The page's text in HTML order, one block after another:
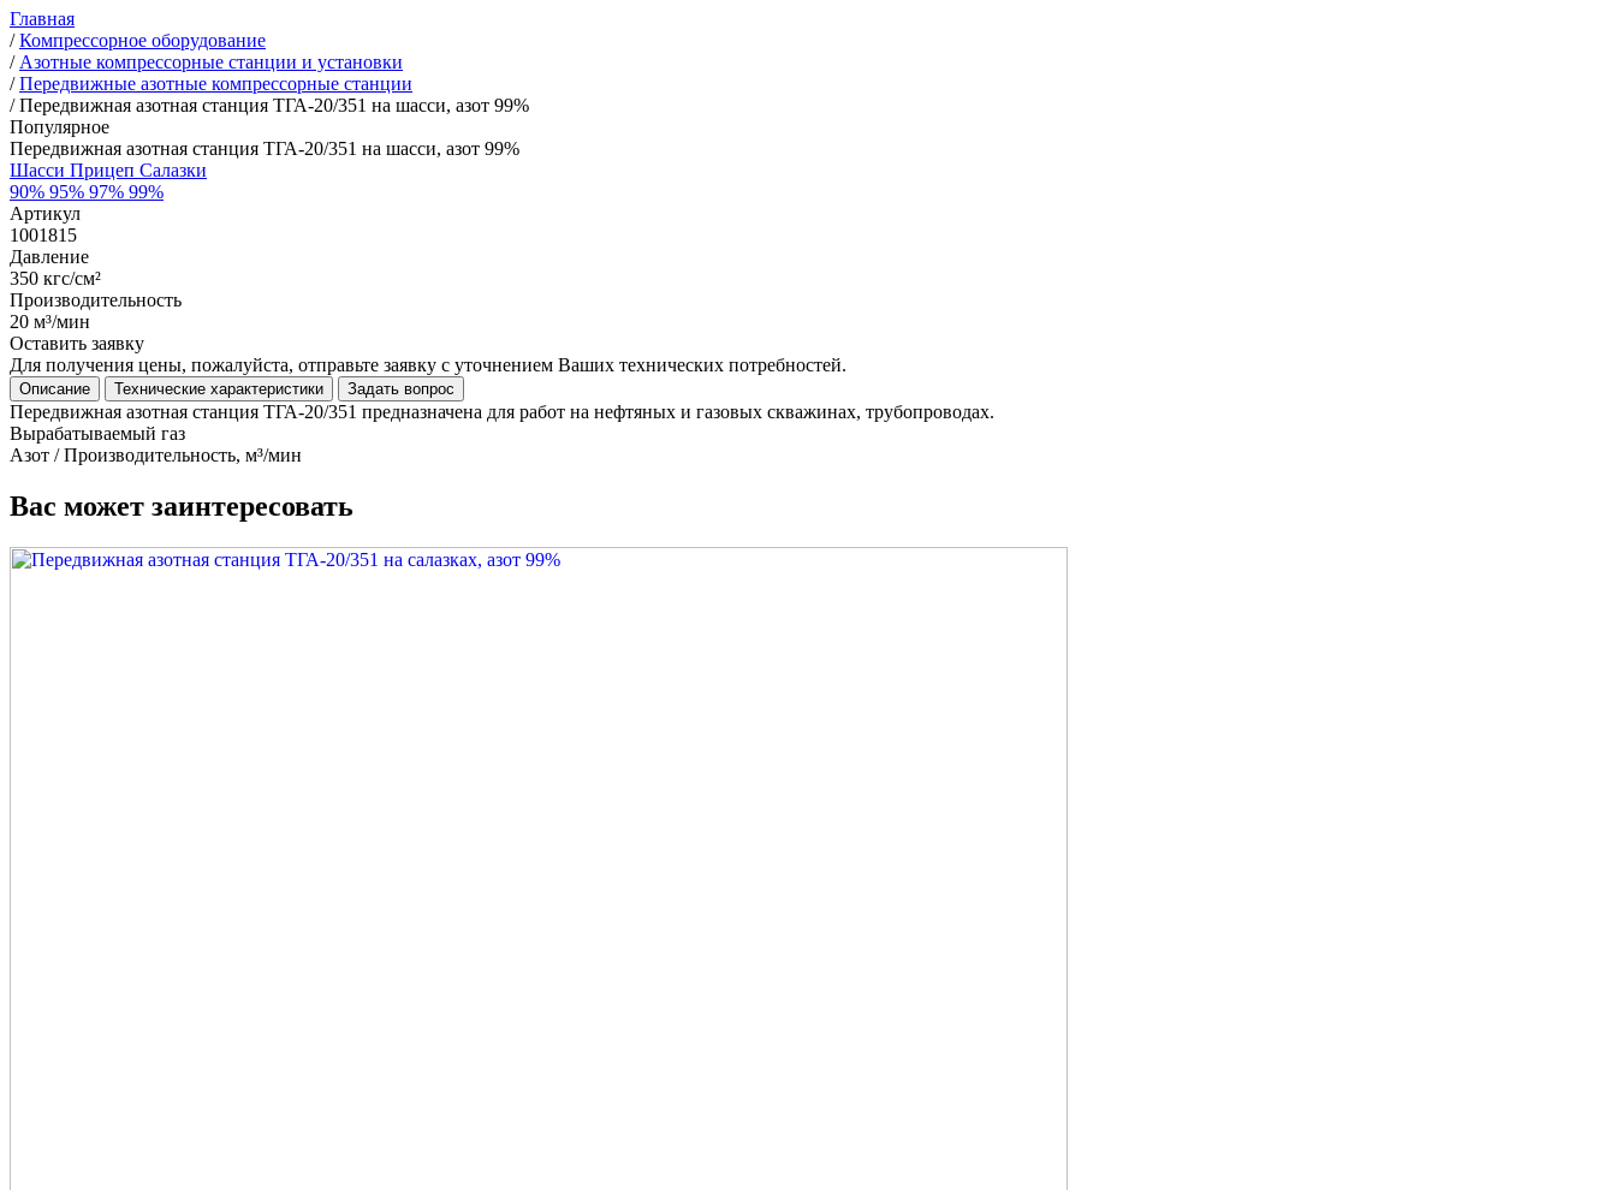
Главная
/Компрессорное оборудование
/ Азотные компрессорные станции и установки
/Передвижные азотные компрессорные станции
/Передвижная азотная станция ТГА-20/351 на шасси, азот 99%
Популярное
Передвижная азотная станция ТГА-20/351 на шасси, азот 99%
Шасси Прицеп Салазки
90% 95% 97% 99%
Артикул
1001815
Давление
350 кгс/см²
Производительность
20 м³/мин
Оставить заявку
Для получения цены, пожалуйста, отправьте заявку с уточнением Ваших технических потребностей.
Описание Технические характеристики Задать вопрос
Передвижная азотная станция ТГА-20/351 предназначена для работ на нефтяных и газовых скважинах, трубопроводах.
Вырабатываемый газ
Азот / Производительность, м³/мин
Вас может заинтересовать